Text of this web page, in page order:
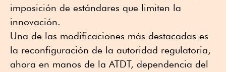
imposición de estándares que limiten la
innovación.
Una de las modificaciones más destacadas es
la reconfiguración de la autoridad regulatoria,
ahora en manos de la ATDT, dependencia del